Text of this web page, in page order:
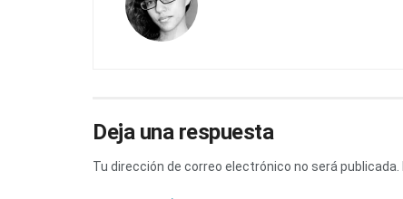
Deja una respuesta
Tu dirección de correo electrónico no será publicada.